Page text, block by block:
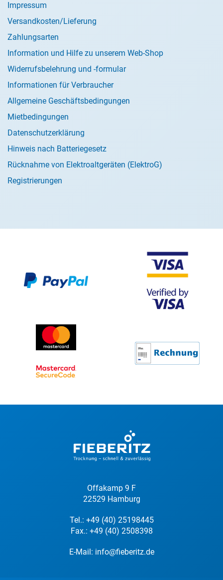
Impressum
Versandkosten/Lieferung
Zahlungsarten
Information und Hilfe zu unserem Web-Shop
Widerrufsbelehrung und -formular
Informationen für Verbraucher
Allgemeine Geschäftsbedingungen
Mietbedingungen
Datenschutzerklärung
Hinweis nach Batteriegesetz
Rücknahme von Elektroaltgeräten (ElektroG)
Registrierungen
Offakamp 9 F
22529 Hamburg
Tel.: +49 (40) 25198445
Fax.: +49 (40) 2508398
E-Mail: info@fieberitz.de